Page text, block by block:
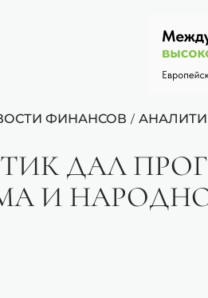
ФИНАНСОВ /
ДАЛ
И